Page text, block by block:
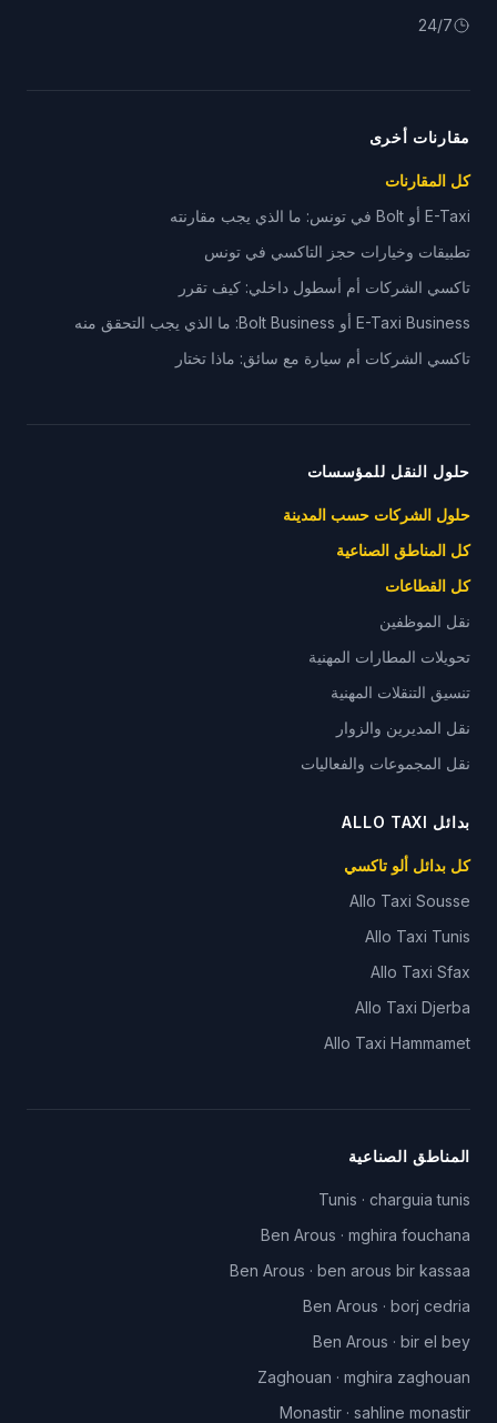
24/7
مقارنات أخرى
كل المقارنات
E-Taxi أو Bolt في تونس: ما الذي يجب مقارنته
تطبيقات وخيارات حجز التاكسي في تونس
تاكسي الشركات أم أسطول داخلي: كيف تقرر
E-Taxi Business أو Bolt Business: ما الذي يجب التحقق منه
تاكسي الشركات أم سيارة مع سائق: ماذا تختار
حلول النقل للمؤسسات
حلول الشركات حسب المدينة
كل المناطق الصناعية
كل القطاعات
نقل الموظفين
تحويلات المطارات المهنية
تنسيق التنقلات المهنية
نقل المديرين والزوار
نقل المجموعات والفعاليات
بدائل ALLO TAXI
كل بدائل ألو تاكسي
Allo Taxi Sousse
Allo Taxi Tunis
Allo Taxi Sfax
Allo Taxi Djerba
Allo Taxi Hammamet
المناطق الصناعية
Tunis · charguia tunis
Ben Arous · mghira fouchana
Ben Arous · ben arous bir kassaa
Ben Arous · borj cedria
Ben Arous · bir el bey
Zaghouan · mghira zaghouan
Monastir · sahline monastir